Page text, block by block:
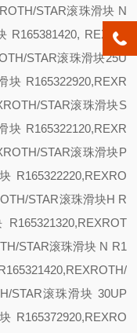
STAR滚珠滑块 N
R165381420, REXRO
STAR滚珠滑块25U
块 R165322920,REXR
STAR滚珠滑块S
块 R165322120,REXR
STAR滚珠滑块P
R165322220,REXRO
STAR滚珠滑块H R
R165321320,REXROT
STAR滚珠滑块 N R1
STAR滚珠滑块 30UP
R165372920,REXRO